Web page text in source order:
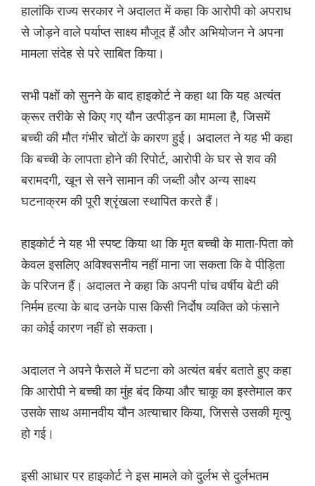
हालांकि राज्य सरकार ने अदालत में कहा कि आरोपी को अपराध
से जोड़ने वाले पर्याप्त साक्ष्य मौजूद हैं और अभियोजन ने अपना
मामला संदेह से परे साबित किया।
सभी पक्षों को सुनने के बाद हाइकोर्ट ने कहा था कि यह अत्यंत
क्रूर तरीके से किए गए यौन उत्पीड़न का मामला है, जिसमें
बच्ची की मौत गंभीर चोटों के कारण हुई। अदालत ने यह भी कहा
कि बच्ची के लापता होने की रिपोर्ट, आरोपी के घर से शव की
बरामदगी, खून से सने सामान की जब्ती और अन्य साक्ष्य
घटनाक्रम की पूरी श्रृंखला स्थापित करते हैं।
हाइकोर्ट ने यह भी स्पष्ट किया था कि मृत बच्ची के माता-पिता को
केवल इसलिए अविश्वसनीय नहीं माना जा सकता कि वे पीड़िता
के परिजन हैं। अदालत ने कहा कि अपनी पांच वर्षीय बेटी की
निर्मम हत्या के बाद उनके पास किसी निर्दोष व्यक्ति को फंसाने
का कोई कारण नहीं हो सकता।
अदालत ने अपने फैसले में घटना को अत्यंत बर्बर बताते हुए कहा
कि आरोपी ने बच्ची का मुंह बंद किया और चाकू का इस्तेमाल कर
उसके साथ अमानवीय यौन अत्याचार किया, जिससे उसकी मृत्यु
हो गई।
इसी आधार पर हाइकोर्ट ने इस मामले को दुर्लभ से दुर्लभतम